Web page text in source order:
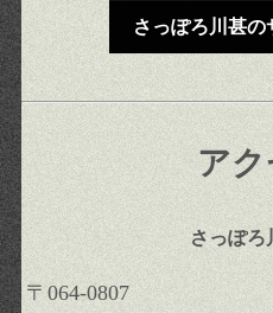
さっぽろ川甚の
ア
さっぽろ
〒064-0807